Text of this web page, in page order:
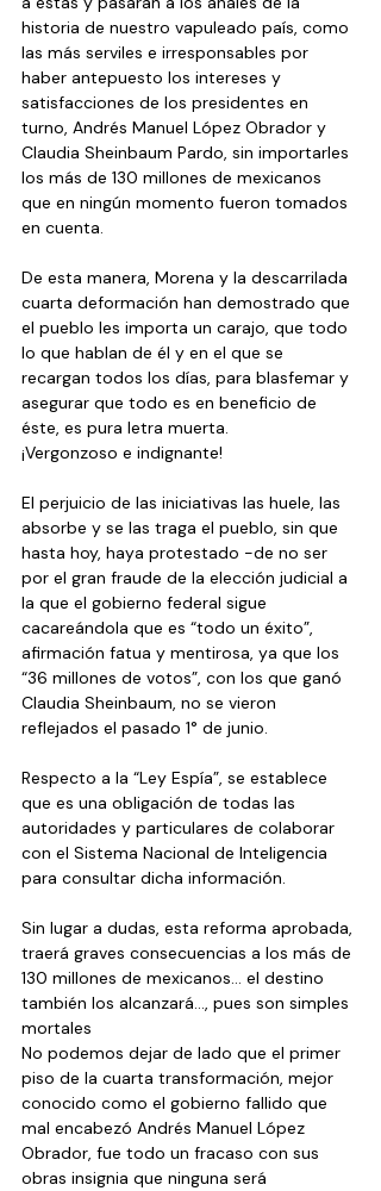
historia de nuestro vapuleado país, como
las más serviles e irresponsables por
haber antepuesto los intereses y
satisfacciones de los presidentes en
turno, Andrés Manuel López Obrador y
Claudia Sheinbaum Pardo, sin importarles
los más de 130 millones de mexicanos
que en ningún momento fueron tomados
en cuenta.
De esta manera, Morena y la descarrilada
cuarta deformación han demostrado que
el pueblo les importa un carajo, que todo
lo que hablan de él y en el que se
recargan todos los días, para blasfemar y
asegurar que todo es en beneficio de
éste, es pura letra muerta.
¡Vergonzoso e indignante!
El perjuicio de las iniciativas las huele, las
absorbe y se las traga el pueblo, sin que
hasta hoy, haya protestado -de no ser
por el gran fraude de la elección judicial a
la que el gobierno federal sigue
cacareándola que es “todo un éxito”,
afirmación fatua y mentirosa, ya que los
“36 millones de votos”, con los que ganó
Claudia Sheinbaum, no se vieron
reflejados el pasado 1° de junio.
Respecto a la “Ley Espía”, se establece
que es una obligación de todas las
autoridades y particulares de colaborar
con el Sistema Nacional de Inteligencia
para consultar dicha información.
Sin lugar a dudas, esta reforma aprobada,
traerá graves consecuencias a los más de
130 millones de mexicanos… el destino
también los alcanzará…, pues son simples
mortales
No podemos dejar de lado que el primer
piso de la cuarta transformación, mejor
conocido como el gobierno fallido que
mal encabezó Andrés Manuel López
Obrador, fue todo un fracaso con sus
obras insignia que ninguna será